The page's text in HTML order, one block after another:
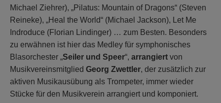
Michael Ziehrer), „Pilatus: Mountain of Dragons“ (Steven
Reineke), „Heal the World“ (Michael Jackson), Let Me
Indroduce (Florian Lindinger) … zum Besten. Besonders
zu erwähnen ist hier das Medley für symphonisches
Blasorchester „Seiler und Speer“, arrangiert von
Musikvereinsmitglied Georg Zwettler, der zusätzlich zur
aktiven Musikausübung als Trompeter, immer wieder
Stücke für den Musikverein arrangiert und komponiert.